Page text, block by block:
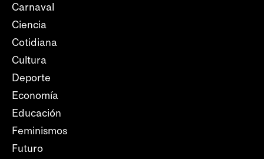
Carnaval
Ciencia
Cotidiana
Cultura
Deporte
Economía
Educación
Feminismos
Futuro